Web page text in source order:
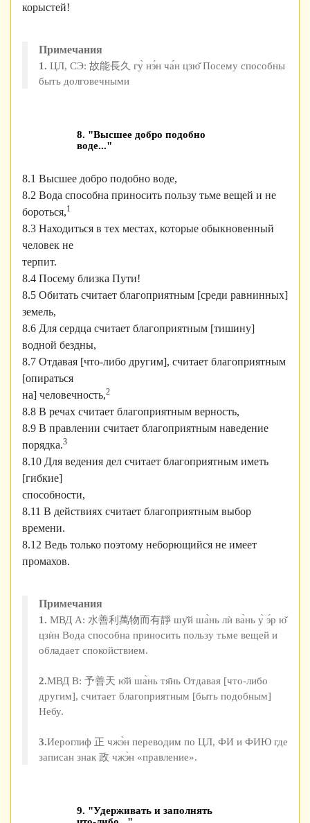
корыстей!
Примечания
1. ЦЛ, СЭ: 故能長久 гу̀ нэ́н ча́н цзю̌ Посему способны
быть долговечными
8. "Высшее добро подобно
воде..."
8.1 Высшее добро подобно воде,
8.2 Вода способна приносить пользу тьме вещей и не
бороться,1
8.3 Находиться в тех местах, которые обыкновенный
человек не
терпит.
8.4 Посему близка Пути!
8.5 Обитать считает благоприятным [среди равнинных]
земель,
8.6 Для сердца считает благоприятным [тишину]
водной бездны,
8.7 Отдавая [что-либо другим], считает благоприятным
[опираться
на] человечность,2
8.8 В речах считает благоприятным верность,
8.9 В правлении считает благоприятным наведение
порядка.3
8.10 Для ведения дел считает благоприятным иметь
[гибкие]
способности,
8.11 В действиях считает благоприятным выбор
времени.
8.12 Ведь только поэтому неборющийся не имеет
промахов.
Примечания
1. МВД А: 水善利萬物而有靜 шу̌й ша̀нь лѝ ва̀нь у̀ э́р ю̌
цзѝн Вода способна приносить пользу тьме вещей и
обладает спокойствием.
2.МВД В: 予善天 ю̌й ша̀нь тя̄нь Отдавая [что-либо
другим], считает благоприятным [быть подобным]
Небу.
3.Иероглиф 正 чжэ̀н переводим по ЦЛ, ФИ и ФИЮ где
записан знак 政 чжэ̀н «правление».
9. "Удерживать и заполнять